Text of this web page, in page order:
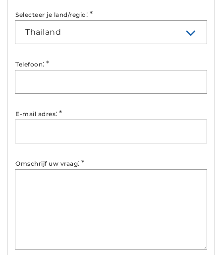
Selecteer je land/regio : *
Thailand
Telefoon: *
E-mail adres: *
Omschrijf uw vraag: *